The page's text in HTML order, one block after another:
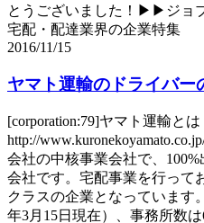
とうございました！▶▶ジョ
宅配・配達業界の企業特集
2016/11/15
ヤマト運輸のドライバー
[corporation:79]ヤマト運輸とは
http://
会社の中核事業会社で、
会社です。宅配事業を行って
クラスの企業となっています
年3月15日現在）、事務所数